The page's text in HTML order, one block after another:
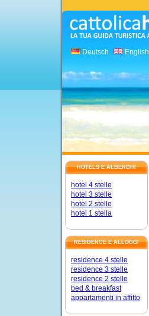
Deutsch English
HOTELS E ALBERGHI
hotel 4 stelle
hotel 3 stelle
hotel 2 stelle
hotel 1 stella
RESIDENCE E ALLOGGI
residence 4 stelle
residence 3 stelle
residence 2 stelle
bed & breakfast
appartamenti in affitto